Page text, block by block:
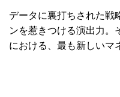
データに裏打ちされた戦
ンを惹きつける演出力。
における、最も新しいマ